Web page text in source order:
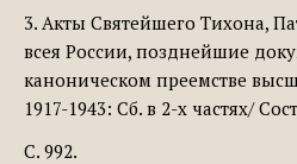
3. Акты Святейшего Тихона,
всея России, позднейшие
каноническом преемстве
1917-1943: Сб. в 2-х частях/
С. 992.